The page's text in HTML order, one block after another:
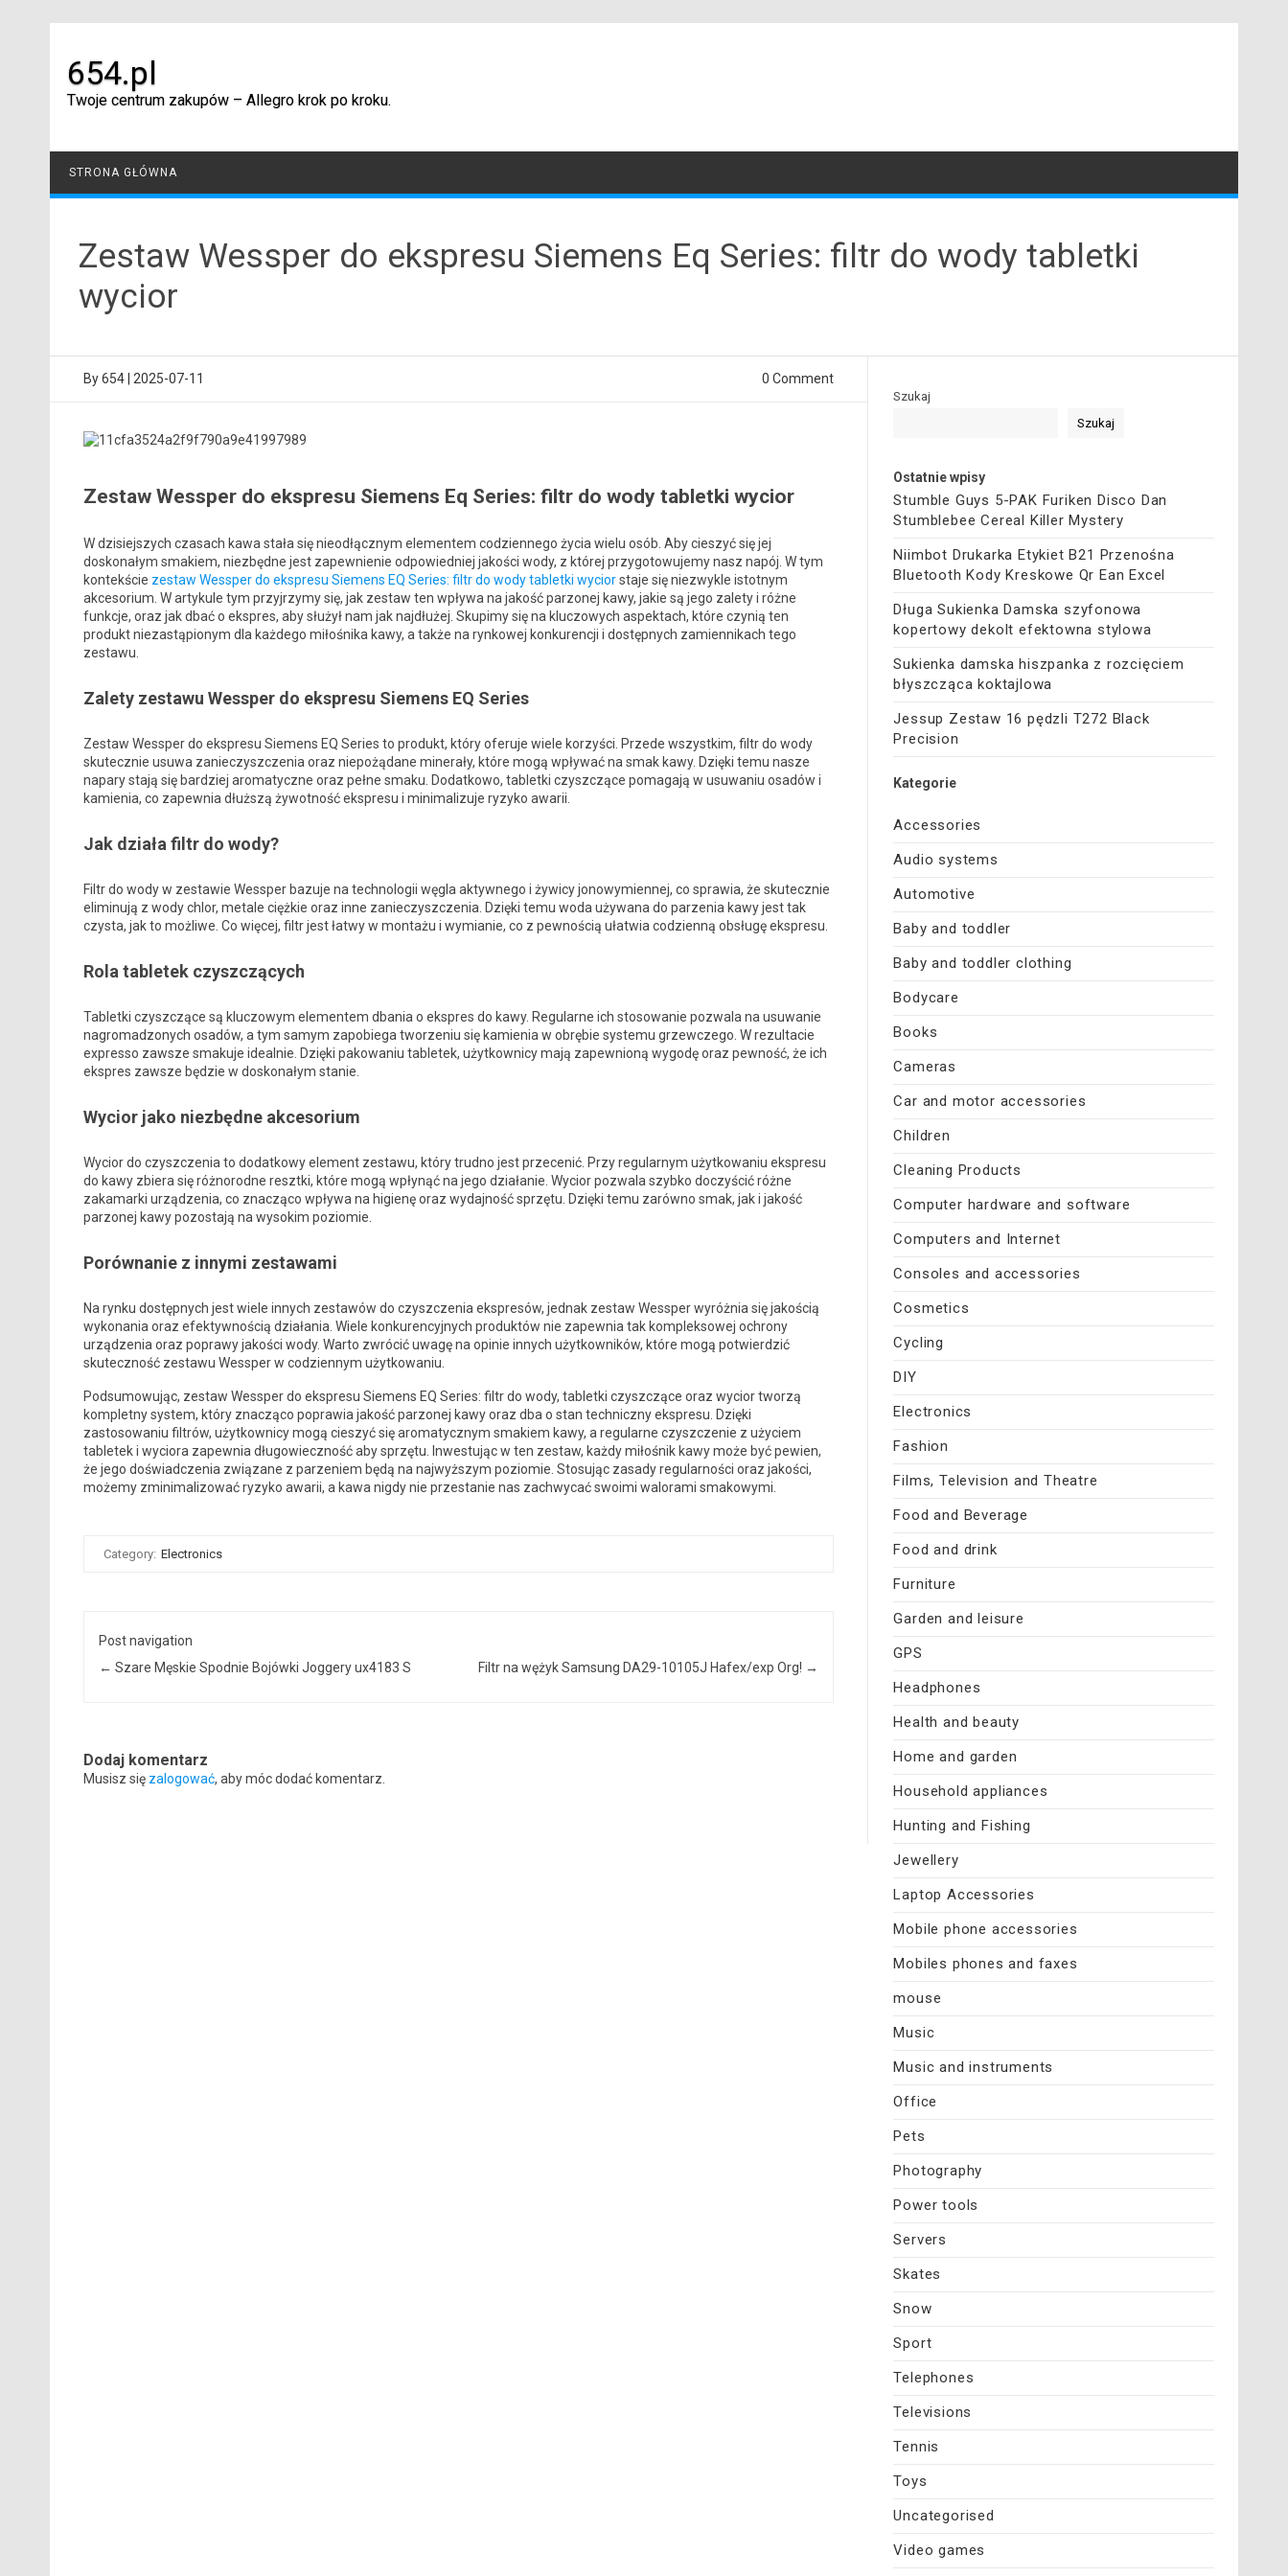
654.pl
Twoje centrum zakupów – Allegro krok po kroku.
STRONA GŁÓWNA
Zestaw Wessper do ekspresu Siemens Eq Series: filtr do wody tabletki
wycior
By654 2025-07-11 0 Comment
Zestaw Wessper do ekspresu Siemens Eq Series: filtr do wody tabletki wycior
W dzisiejszych czasach kawa stała się nieodłącznym elementem codziennego życia wielu osób. Aby cieszyć się jej
doskonałym smakiem, niezbędne jest zapewnienie odpowiedniej jakości wody, z której przygotowujemy nasz napój. W tym
kontekście zestaw Wessper do ekspresu Siemens EQ Series: filtr do wody tabletki wyciorstaje się niezwykle istotnym
akcesorium. W artykule tym przyjrzymy się, jak zestaw ten wpływa na jakość parzonej kawy, jakie są jego zalety i różne
funkcje, oraz jak dbać o ekspres, aby służył nam jak najdłużej. Skupimy się na kluczowych aspektach, które czynią ten
produkt niezastąpionym dla każdego miłośnika kawy, a także na rynkowej konkurencji i dostępnych zamiennikach tego
zestawu.
Zalety zestawu Wessper do ekspresu Siemens EQ Series
Zestaw Wessper do ekspresu Siemens EQ Series to produkt, który oferuje wiele korzyści. Przede wszystkim, filtr do wody
skutecznie usuwa zanieczyszczenia oraz niepożądane minerały, które mogą wpływać na smak kawy. Dzięki temu nasze
napary stają się bardziej aromatyczne oraz pełne smaku. Dodatkowo, tabletki czyszczące pomagają w usuwaniu osadów i
kamienia, co zapewnia dłuższą żywotność ekspresu i minimalizuje ryzyko awarii.
Jak działa filtr do wody?
Filtr do wody w zestawie Wessper bazuje na technologii węgla aktywnego i żywicy jonowymiennej, co sprawia, że skutecznie
eliminują z wody chlor, metale ciężkie oraz inne zanieczyszczenia. Dzięki temu woda używana do parzenia kawy jest tak
czysta, jak to możliwe. Co więcej, filtr jest łatwy w montażu i wymianie, co z pewnością ułatwia codzienną obsługę ekspresu.
Rola tabletek czyszczących
Tabletki czyszczące są kluczowym elementem dbania o ekspres do kawy. Regularne ich stosowanie pozwala na usuwanie
nagromadzonych osadów, a tym samym zapobiega tworzeniu się kamienia w obrębie systemu grzewczego. W rezultacie
expresso zawsze smakuje idealnie. Dzięki pakowaniu tabletek, użytkownicy mają zapewnioną wygodę oraz pewność, że ich
ekspres zawsze będzie w doskonałym stanie.
Wycior jako niezbędne akcesorium
Wycior do czyszczenia to dodatkowy element zestawu, który trudno jest przecenić. Przy regularnym użytkowaniu ekspresu
do kawy zbiera się różnorodne resztki, które mogą wpłynąć na jego działanie. Wycior pozwala szybko doczyścić różne
zakamarki urządzenia, co znacząco wpływa na higienę oraz wydajność sprzętu. Dzięki temu zarówno smak, jak i jakość
parzonej kawy pozostają na wysokim poziomie.
Porównanie z innymi zestawami
Na rynku dostępnych jest wiele innych zestawów do czyszczenia ekspresów, jednak zestaw Wessper wyróżnia się jakością
wykonania oraz efektywnością działania. Wiele konkurencyjnych produktów nie zapewnia tak kompleksowej ochrony
urządzenia oraz poprawy jakości wody. Warto zwrócić uwagę na opinie innych użytkowników, które mogą potwierdzić
skuteczność zestawu Wessper w codziennym użytkowaniu.
Podsumowując, zestaw Wessper do ekspresu Siemens EQ Series: filtr do wody, tabletki czyszczące oraz wycior tworzą
kompletny system, który znacząco poprawia jakość parzonej kawy oraz dba o stan techniczny ekspresu. Dzięki
zastosowaniu filtrów, użytkownicy mogą cieszyć się aromatycznym smakiem kawy, a regularne czyszczenie z użyciem
tabletek i wyciora zapewnia długowieczność aby sprzętu. Inwestując w ten zestaw, każdy miłośnik kawy może być pewien,
że jego doświadczenia związane z parzeniem będą na najwyższym poziomie. Stosując zasady regularności oraz jakości,
możemy zminimalizować ryzyko awarii, a kawa nigdy nie przestanie nas zachwycać swoimi walorami smakowymi.
Category: Electronics
Post navigation
← Szare Męskie Spodnie Bojówki Joggery ux4183 S Filtr na wężyk Samsung DA29-10105J Hafex/exp Org! →
Dodaj komentarz
Musisz się zalogować, aby móc dodać komentarz.
Szukaj
Szukaj
Ostatnie wpisy
Stumble Guys 5-PAK Furiken Disco Dan
Stumblebee Cereal Killer Mystery
Niimbot Drukarka Etykiet B21 Przenośna
Bluetooth Kody Kreskowe Qr Ean Excel
Długa Sukienka Damska szyfonowa
kopertowy dekolt efektowna stylowa
Sukienka damska hiszpanka z rozcięciem
błyszcząca koktajlowa
Jessup Zestaw 16 pędzli T272 Black
Precision
Kategorie
Accessories
Audio systems
Automotive
Baby and toddler
Baby and toddler clothing
Bodycare
Books
Cameras
Car and motor accessories
Children
Cleaning Products
Computer hardware and software
Computers and Internet
Consoles and accessories
Cosmetics
Cycling
DIY
Electronics
Fashion
Films, Television and Theatre
Food and Beverage
Food and drink
Furniture
Garden and leisure
GPS
Headphones
Health and beauty
Home and garden
Household appliances
Hunting and Fishing
Jewellery
Laptop Accessories
Mobile phone accessories
Mobiles phones and faxes
mouse
Music
Music and instruments
Office
Pets
Photography
Power tools
Servers
Skates
Snow
Sport
Telephones
Televisions
Tennis
Toys
Uncategorised
Video games